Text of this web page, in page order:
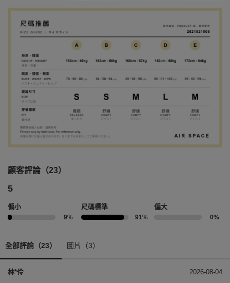
顧客評論（23）
5
偏小
9%
尺碼標準
91%
偏大
0%
全部評論（23） 圖片（3）
林*伶 2026-08-04